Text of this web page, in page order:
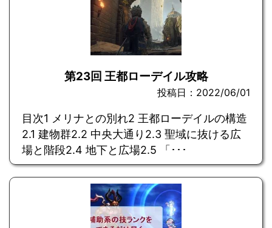
第23回 王都ローデイル攻略
投稿日：2022/06/01
目次1 メリナとの別れ2 王都ローデイルの構造
2.1 建物群2.2 中央大通り2.3 聖域に抜ける広
場と階段2.4 地下と広場2.5 「･･･